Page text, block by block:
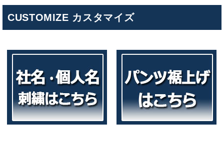
CUSTOMIZE カスタマイズ